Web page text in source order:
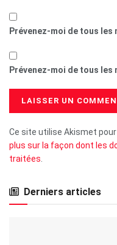
Prévenez-moi de tous les
Prévenez-moi de tous les
Ce site utilise Akismet
plus sur la façon dont les
traitées
Derniers articles